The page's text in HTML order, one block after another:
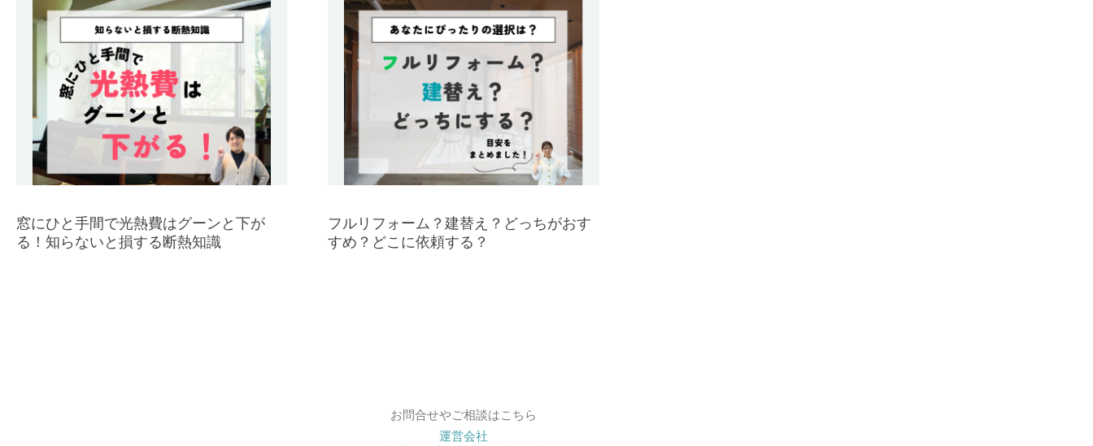
窓にひと手間で光熱費はグーンと下が
る！知らないと損する断熱知識
フルリフォーム？建替え？どっちがおす
すめ？どこに依頼する？
お問合せやご相談はこちら
運営会社